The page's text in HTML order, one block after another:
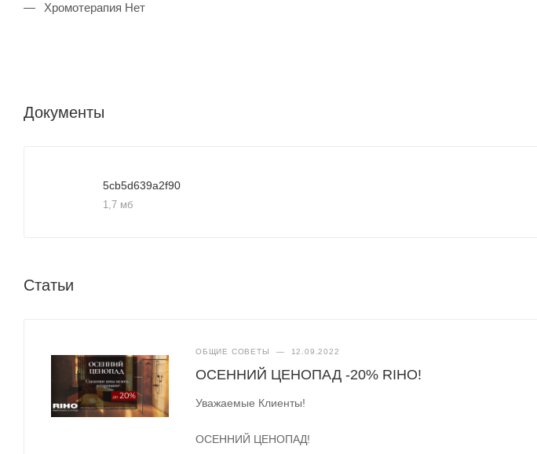
Хромотерапия Нет
Документы
5cb5d639a2f90
1,7 мб
Статьи
ОБЩИЕ СОВЕТЫ — 12.09.2022
ОСЕННИЙ ЦЕНОПАД -20% RIHO!
Уважаемые Клиенты!
ОСЕННИЙ ЦЕНОПАД!